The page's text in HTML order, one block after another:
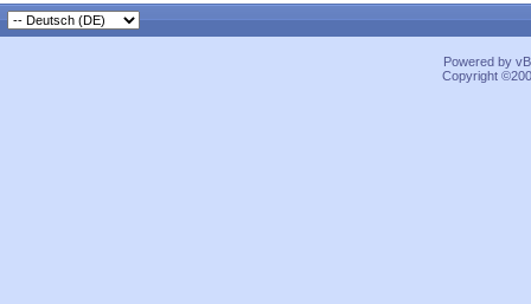
Powered by
Copyright